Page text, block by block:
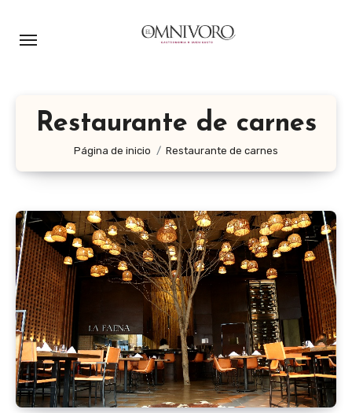
Restaurante de carnes
Página de inicio Restaurante de carnes